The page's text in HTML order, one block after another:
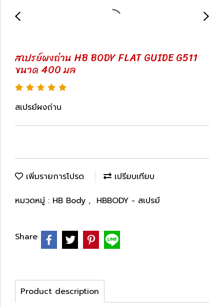
สเปรย์ผงถ่าน HB BODY FLAT GUIDE G511
ขนาด 400 มล
สเปรย์ผงถ่าน
เพิ่มรายการโปรด
เปรียบเทียบ
หมวดหมู่ : HB Body , HBBODY - สเปรย์
Share
Product description